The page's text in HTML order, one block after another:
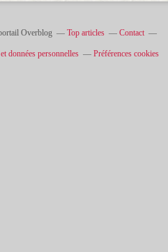
Overblog Top articles Contact
données personnelles Préférences cookies